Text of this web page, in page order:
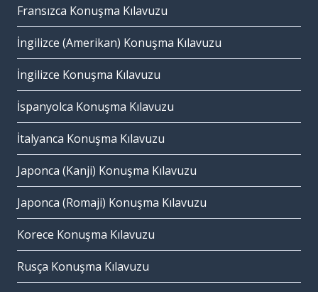
Fransızca Konuşma Kılavuzu
İngilizce (Amerikan) Konuşma Kılavuzu
İngilizce Konuşma Kılavuzu
İspanyolca Konuşma Kılavuzu
İtalyanca Konuşma Kılavuzu
Japonca (Kanji) Konuşma Kılavuzu
Japonca (Romaji) Konuşma Kılavuzu
Korece Konuşma Kılavuzu
Rusça Konuşma Kılavuzu